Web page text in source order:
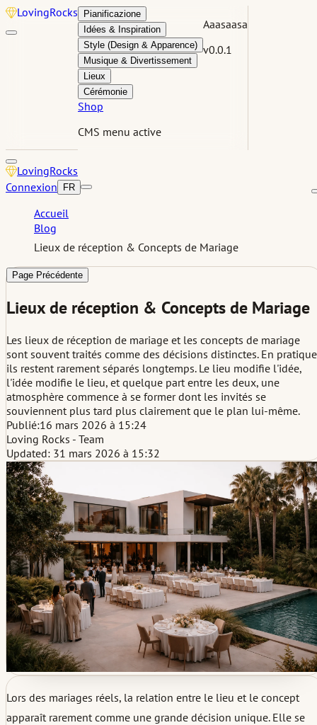
LovingRocks
Pianificazione
Idées & Inspiration
Style (Design & Apparence)
Musique & Divertissement
Lieux
Cérémonie
Shop
CMS menu active
Aaasaasa
v0.0.1
LovingRocks
Connexion
FR
Accueil
Blog
Lieux de réception & Concepts de Mariage
Page Précédente
Lieux de réception & Concepts de Mariage
Les lieux de réception de mariage et les concepts de mariage
sont souvent traités comme des décisions distinctes. En
ils restent rarement séparés longtemps. Le lieu modifie l'idée,
l'idée modifie le lieu, et quelque part entre les deux, une
atmosphère commence à se former dont les invités se
souviennent plus tard plus clairement que le plan lui-même.
Publié:16 mars 2026 à 15:24
Loving Rocks - Team
Updated: 31 mars 2026 à 15:32
Lors des mariages réels, la relation entre le lieu et le concept
apparaît rarement comme une grande décision unique. Elle se